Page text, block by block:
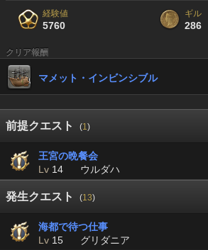
経験値
5760
ギル
286
クリア報酬
マメット・インビンシブル
前提クエスト (1)
王宮の晩餐会
Lv 14 ウルダハ
発生クエスト (13)
海都で待つ仕事
Lv 15 グリダニア